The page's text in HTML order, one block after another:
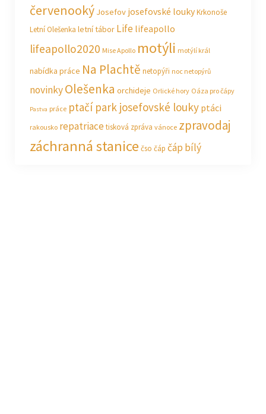
červenooký Josefov josefovské loukyKrkonoše
Letní Olešenka letní tábor Life lifeapollo
lifeapollo2020 Mise Apollo motýli motýlí král
nabídka práce Na Plachtě netopýři noc netopýrů
novinkyOlešenka orchideje Orlické hory Oáza pro čápy
Pastva práce ptačí park josefovské louky ptáci
rakousko repatriacetisková zpráva vánoce zpravodaj
záchranná stanice čso čáp čáp bílý